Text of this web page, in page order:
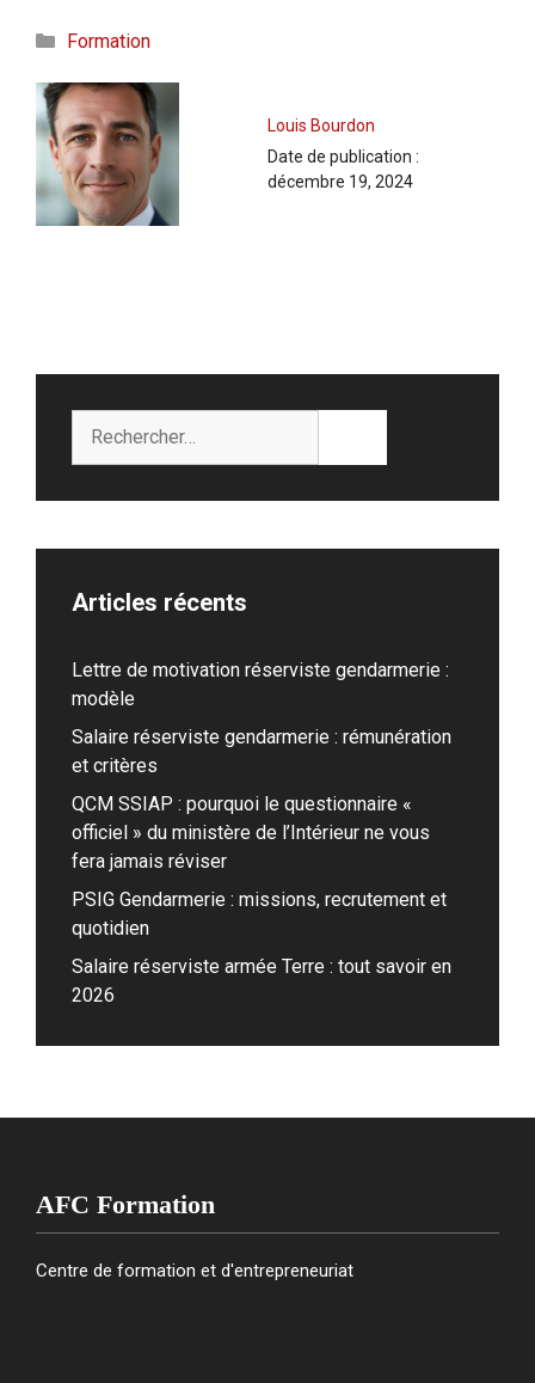
Catégories
Formation
Louis Bourdon
Date de publication :
décembre 19, 2024
Articles récents
Lettre de motivation réserviste gendarmerie :
modèle
Salaire réserviste gendarmerie : rémunération
et critères
QCM SSIAP : pourquoi le questionnaire «
officiel » du ministère de l’Intérieur ne vous
fera jamais réviser
PSIG Gendarmerie : missions, recrutement et
quotidien
Salaire réserviste armée Terre : tout savoir en
2026
AFC Formation
Centre de formation et d'entrepreneuriat